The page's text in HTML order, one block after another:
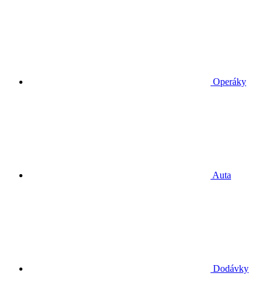
Operáky
Auta
Dodávky